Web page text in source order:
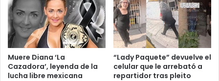
Muere Diana ‘La
Cazadora’, leyenda de la
lucha libre mexicana
“Lady Paquete” devuelve el
celular que le arrebató a
repartidor tras pleito